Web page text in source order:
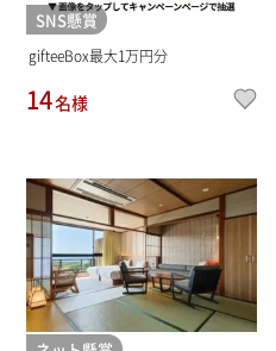
SNS懸賞
gifteeBox最大1万円分
14名様